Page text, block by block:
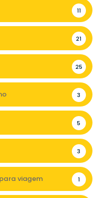
11
21
25
3
5
3
viagem 1